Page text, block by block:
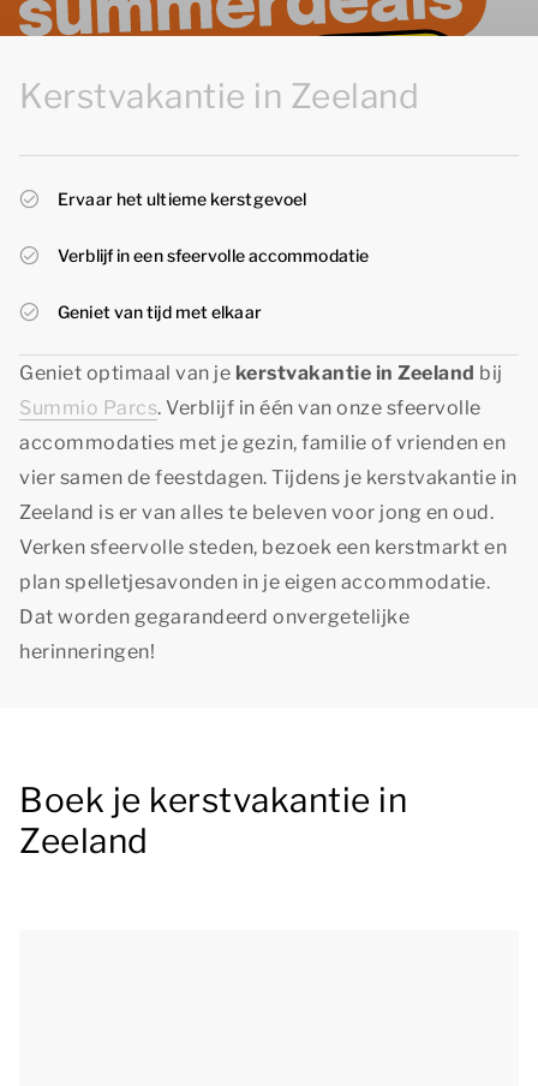
Kerstvakantie in Zeeland
Ervaar het ultieme kerstgevoel
Verblijf in een sfeervolle accommodatie
Geniet van tijd met elkaar
Geniet optimaal van je kerstvakantie in Zeeland bij
Summio Parcs. Verblijf in één van onze sfeervolle
accommodaties met je gezin, familie of vrienden en
vier samen de feestdagen. Tijdens je kerstvakantie in
Zeeland is er van alles te beleven voor jong en oud.
Verken sfeervolle steden, bezoek een kerstmarkt en
plan spelletjesavonden in je eigen accommodatie.
Dat worden gegarandeerd onvergetelijke
herinneringen!
Boek je kerstvakantie in
Zeeland